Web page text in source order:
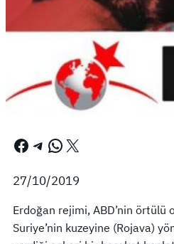
Facebook Telegram WhatsApp X
27/10/2019
Erdoğan rejimi, ABD’nin örtülü
Suriye’nin kuzeyine (Rojava)